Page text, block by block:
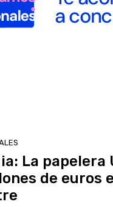
La papelera
de euros